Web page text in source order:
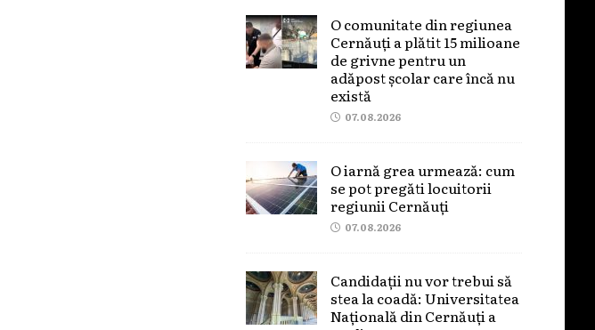
O comunitate din regiunea
Cernăuți a plătit 15 milioane
de grivne pentru un
adăpost școlar care încă nu
există
07.08.2026
O iarnă grea urmează: cum
se pot pregăti locuitorii
regiunii Cernăuți
07.08.2026
Candidații nu vor trebui să
stea la coadă: Universitatea
Națională din Cernăuți a